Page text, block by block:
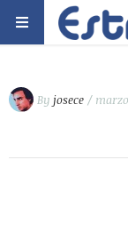
By josece /